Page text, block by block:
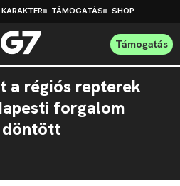
KARAKTER TÁMOGATÁS SHOP
Támogatás
a régiós repterek
forgalom
döntött